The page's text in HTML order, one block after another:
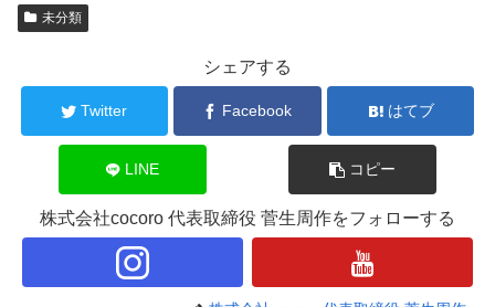
未分類
シェアする
Twitter Facebook はてブ
LINE コピー
株式会社cocoro 代表取締役 菅生周作をフォローする